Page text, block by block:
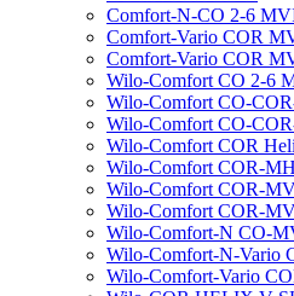
Comfort-N-CO 2-6
Comfort-Vario COR
Comfort-Vario COR
Wilo-Comfort CO 2-6
Wilo-Comfort CO-
Wilo-Comfort CO-
Wilo-Comfort COR
Wilo-Comfort COR-
Wilo-Comfort COR-
Wilo-Comfort COR-
Wilo-Comfort-N CO-
Wilo-Comfort-N-Vario
Wilo-Comfort-Vario